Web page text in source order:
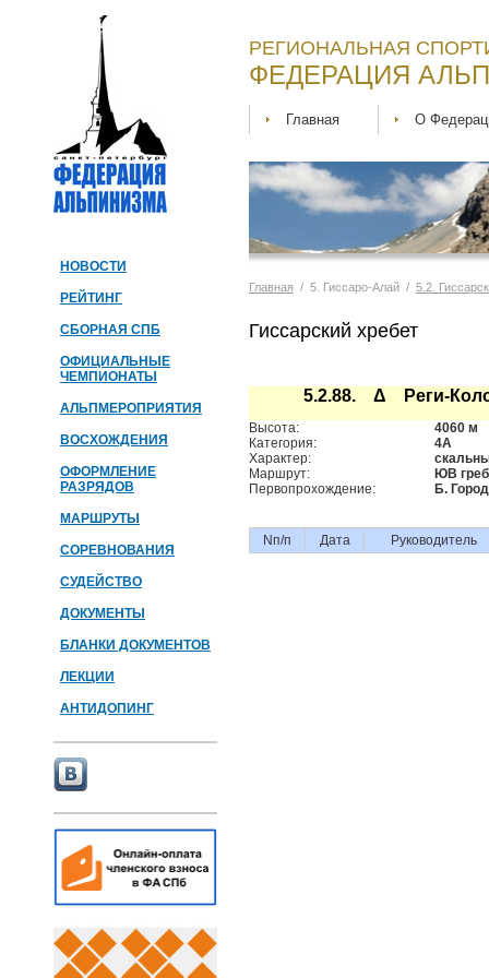
НОВОСТИ
РЕЙТИНГ
СБОРНАЯ СПБ
ОФИЦИАЛЬНЫЕ
ЧЕМПИОНАТЫ
АЛЬПМЕРОПРИЯТИЯ
ВОСХОЖДЕНИЯ
ОФОРМЛЕНИЕ
РАЗРЯДОВ
МАРШРУТЫ
СОРЕВНОВАНИЯ
СУДЕЙСТВО
ДОКУМЕНТЫ
БЛАНКИ ДОКУМЕНТОВ
ЛЕКЦИИ
АНТИДОПИНГ
РЕГИОНАЛЬНАЯ
ФЕДЕРАЦИЯ
Главная О
Главная / 5. Гиссаро-Алай / 5.2.
Гиссарский хребет
5.2.88. Δ Реги-
Высота:
4060 м
Категория:
4А
Характер:
Маршрут:
ЮВ
Первопрохождение:
Б.
Nп/п Дата Руководитель